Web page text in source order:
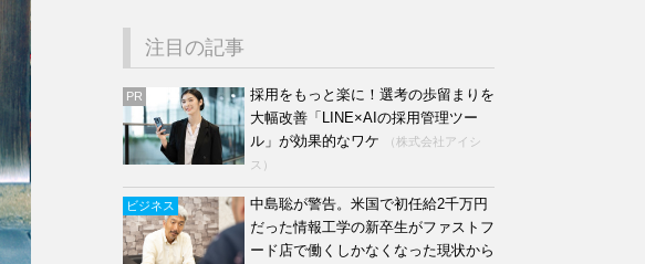
注目の記事
PR
採用をもっと楽に！選考の歩留まりを
大幅改善「LINE×AIの採用管理ツー
ル」が効果的なワケ
（株式会社アイシ
ス）
ビジネス
中島聡が警告。米国で初任給2千万円
だった情報工学の新卒生がファストフ
ード店で働くしかなくなった現状から